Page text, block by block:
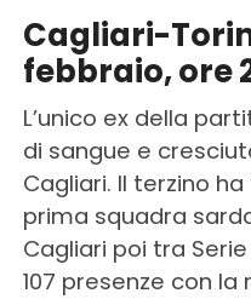
Cagliari-
febbraio, ore
L’unico ex della
di sangue e
Cagliari. Il terzino
prima squadra
Cagliari poi tra
107 presenze con